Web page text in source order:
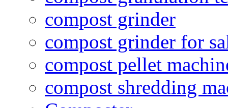
compost grinder
compost grinder for
compost pellet
compost shredding